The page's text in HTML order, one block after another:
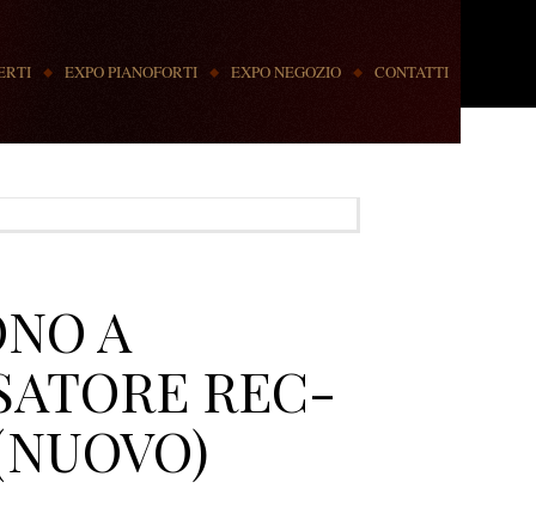
EXPO PIANOFORTI EXPO NEGOZIO CONTATTI
A
REC-